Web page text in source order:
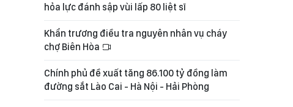
hỏa lực đánh sập vùi lấp 80 liệt sĩ
Khẩn trương điều tra nguyên nhân vụ cháy
chợ Biên Hòa
Chính phủ đề xuất tăng 86.100 tỷ đồng làm
đường sắt Lào Cai - Hà Nội - Hải Phòng